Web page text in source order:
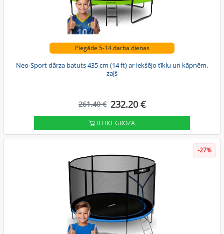
Piegāde 5-14 darba dienas
Neo-Sport dārza batuts 435 cm (14 ft) ar iekšējo tīklu un kāpnēm,
zaļš
261.40 € 232.20 €
IELIKT GROZĀ
-27%